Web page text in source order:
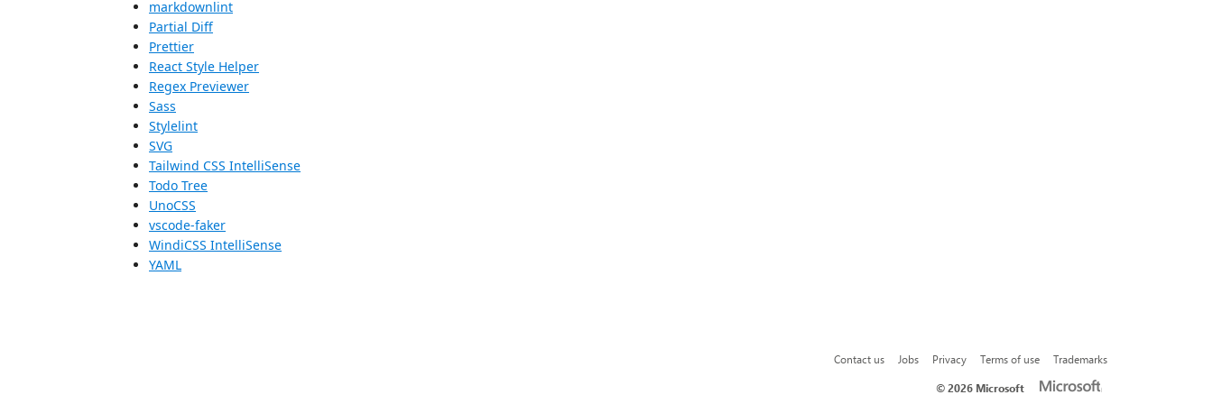
markdownlint
Partial Diff
Prettier
React Style Helper
Regex Previewer
Sass
Stylelint
SVG
Tailwind CSS IntelliSense
Todo Tree
UnoCSS
vscode-faker
WindiCSS IntelliSense
YAML
Contact us Jobs Privacy Terms of use
Trademarks
©2026 Microsoft